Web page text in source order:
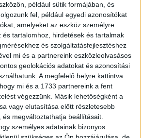
például sütik formájában, és
fel, például egyedi azonosítókat
amelyeket az eszköz személyre
és tartalomhoz, hirdetések és tartalmak
és szolgáltatásfejlesztéshez
mi és a partnereink eszközleolvasásos
geolokációs adatokat és azonosítási
A megfelelő helyre kattintva
mi és a 1733 partnereink a fent
végezzünk. Másik lehetőségként a
vagy elutasítása előtt részletesebb
megváltoztathatja beállításait.
személyes adatainak bizonyos
több helyen került sor a
annak mértéke végül a tervezett
(átlagosan 10,1%), az idén pedig
kalkulálnak a munkáltatók
10 milliárd forint árbevétel feletti és a
működő nagyvállalatok
a kelet-magyarországi (átlag 10,4
munkát végzőket (átlag 11,6%)
magasabb bérfejlesztéssel